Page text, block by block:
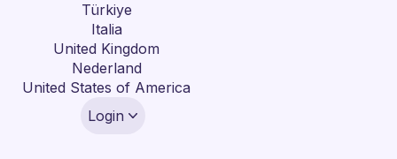
Türkiye
Italia
United Kingdom
Nederland
United States of America
Login